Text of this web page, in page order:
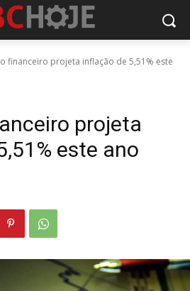
financeiro projeta inflação de 5,51% este
projeta
este ano